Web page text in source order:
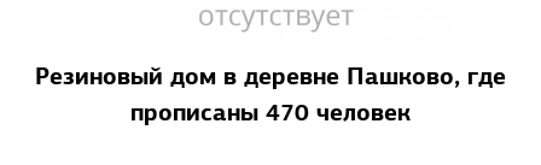
Резиновый дом в деревне Пашково, где
прописаны 470 человек